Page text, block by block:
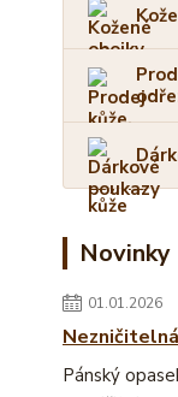
Novinky
01.01.2026
Pánský